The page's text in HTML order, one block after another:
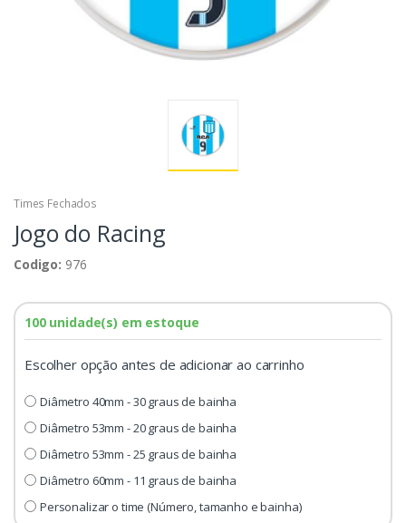
Times Fechados
Jogo do Racing
Codigo: 976
100 unidade(s) em estoque
Escolher opção antes de adicionar ao carrinho
Diâmetro 40mm - 30 graus de bainha
Diâmetro 53mm - 20 graus de bainha
Diâmetro 53mm - 25 graus de bainha
Diâmetro 60mm - 11 graus de bainha
Personalizar o time (Número, tamanho e bainha)